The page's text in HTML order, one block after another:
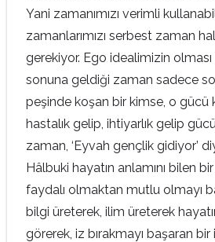
Yani zamanımızı verimli
zamanlarımızı serbest zaman
gerekiyor. Ego idealimizin olması
sonuna geldiği zaman sadece
peşinde koşan bir kimse, o
hastalık gelip, ihtiyarlık gelip
zaman, ‘Eyvah gençlik gidiyor’
Hâlbuki hayatın anlamını bilen
faydalı olmaktan mutlu olmayı
bilgi üreterek, ilim üreterek
görerek, iz bırakmayı başaran